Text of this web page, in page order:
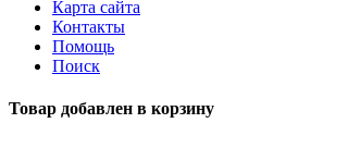
Карта сайта
Контакты
Помощь
Поиск
Товар добавлен в корзину